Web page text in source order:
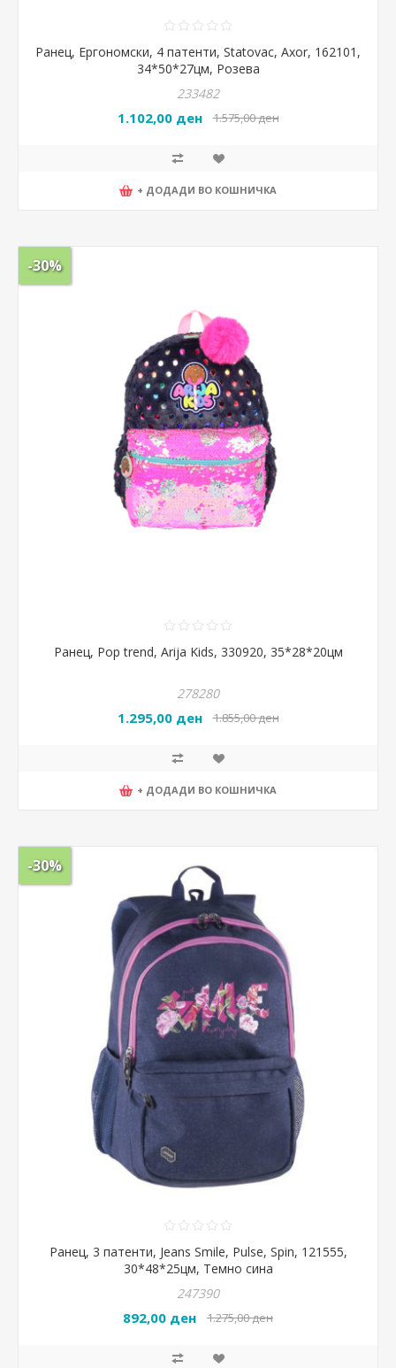
Ранец, Ергономски, 4 патенти, Statovac, Axor, 162101,
34*50*27цм, Розева
233482
1.102,00 ден 1.575,00 ден
+ ДОДАДИ ВО КОШНИЧКА
-30%
Ранец, Pop trend, Arija Kids, 330920, 35*28*20цм
278280
1.295,00 ден 1.855,00 ден
+ ДОДАДИ ВО КОШНИЧКА
-30%
Ранец, 3 патенти, Jeans Smile, Pulse, Spin, 121555,
30*48*25цм, Темно сина
247390
892,00 ден 1.275,00 ден